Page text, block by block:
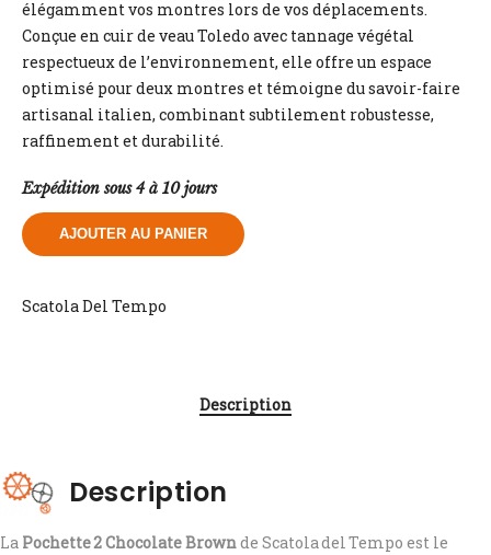
élégamment vos montres lors de vos déplacements.
Conçue en cuir de veau Toledo avec tannage végétal
respectueux de l’environnement, elle offre un espace
optimisé pour deux montres et témoigne du savoir-faire
artisanal italien, combinant subtilement robustesse,
raffinement et durabilité.
Expédition sous 4 à 10 jours
AJOUTER AU PANIER
Scatola Del Tempo
Description
Description
La Pochette 2 Chocolate Brownde Scatola del Tempo est le